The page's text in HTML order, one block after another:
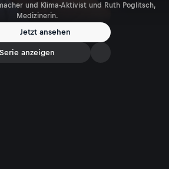
und Klima-Aktivist und Ruth Poglitsch,
Medizinerin.
Jetzt ansehen
Serie anzeigen